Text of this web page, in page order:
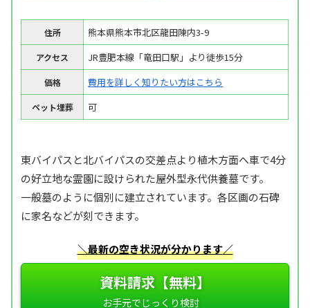
住所 熊本県熊本市北区龍田陳内3-9
アクセス JR豊肥本線「竜田口駅」より徒歩15分
価格 費用を詳しく知りたい方はこちら
ペット埋葬 可
東バイパスと北バイパスの交差点より植木方面へ車で4分
の好立地な霊園に設けられた屋外型永代供養墓です。
一般墓のように個別に建立されています。各区画の石碑
に家名などが刻できます。
＼最新の空き状況が分かります／
資料請求【無料】